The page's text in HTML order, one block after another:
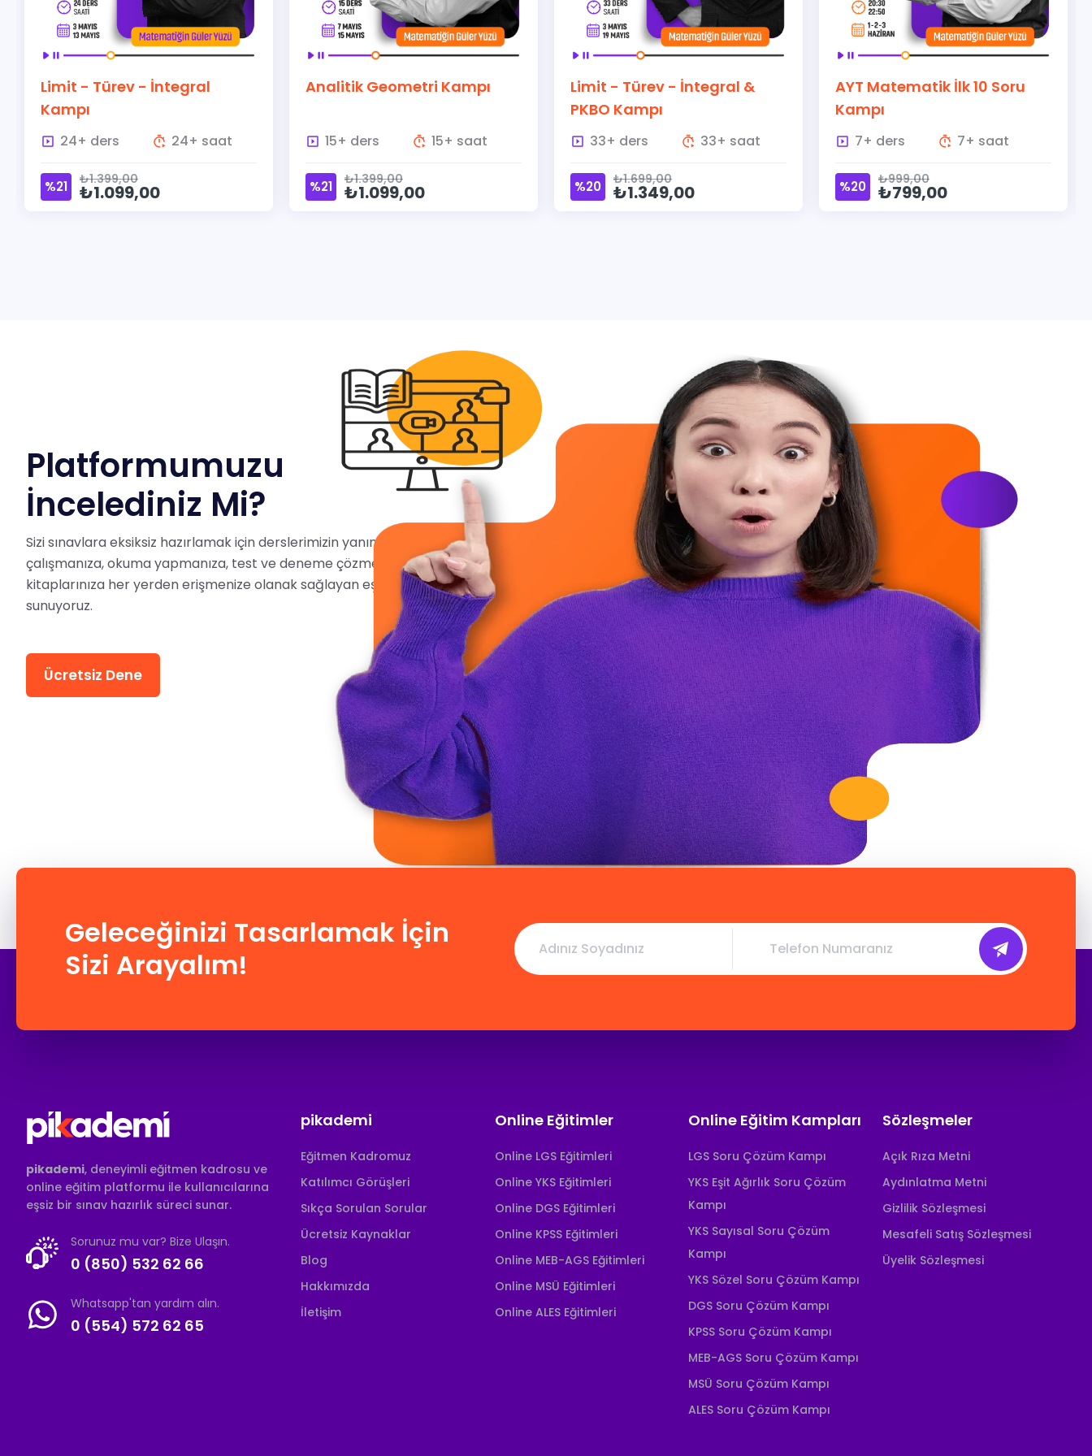
Limit - Türev - İntegral
Kampı
24+ ders 24+ saat
₺1.399,00
₺1.099,00
Analitik Geometri Kampı
15+ ders 15+ saat
₺1.399,00
₺1.099,00
Limit - Türev - İntegral &
PKBO Kampı
33+ ders 33+ saat
₺1.699,00
₺1.349,00
%20
AYT Matematik İlk 10 Soru
Kampı
7+ ders 7+ saat
₺999,00
₺799,00
%20
Platformumuzu
İncelediniz Mi?
Sizi sınavlara eksiksiz hazırlamak için derslerimizin yanında kelime
çalışmanıza, okuma yapmanıza, test ve deneme çözmenize, tüm
kitaplarınıza her yerden erişmenize olanak sağlayan eşsiz bir platform
sunuyoruz.
Ücretsiz Dene
Geleceğinizi Tasarlamak İçin
Sizi Arayalım!
pikademi, deneyimli eğitmen kadrosu ve
online eğitim platformu ile kullanıcılarına
eşsiz bir sınav hazırlık süreci sunar.
Sorunuz mu var? Bize Ulaşın.
0 (850) 532 62 66
Whatsapp'tan yardım alın.
0 (554) 572 62 65
pikademi
Eğitmen Kadromuz
Katılımcı Görüşleri
Sıkça Sorulan Sorular
Ücretsiz Kaynaklar
Blog
Hakkımızda
İletişim
Online Eğitimler
Online LGS Eğitimleri
Online YKS Eğitimleri
Online DGS Eğitimleri
Online KPSS Eğitimleri
Online MEB-AGS Eğitimleri
Online MSÜ Eğitimleri
Online ALES Eğitimleri
Online Eğitim Kampları
LGS Soru Çözüm Kampı
YKS Eşit Ağırlık Soru Çözüm
Kampı
YKS Sayısal Soru Çözüm
Kampı
YKS Sözel Soru Çözüm Kampı
DGS Soru Çözüm Kampı
KPSS Soru Çözüm Kampı
MEB-AGS Soru Çözüm Kampı
MSÜ Soru Çözüm Kampı
ALES Soru Çözüm Kampı
Sözleşmeler
Açık Rıza Metni
Aydınlatma Metni
Gizlilik Sözleşmesi
Mesafeli Satış Sözleşmesi
Üyelik Sözleşmesi